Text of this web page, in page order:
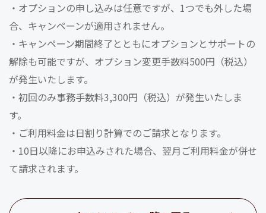
・オプションの申し込みは任意ですが、1つでも外した場
合、キャンペーンが適用されません。
・キャンペーン期間終了とともにオプションとサポートの
解除も可能ですが、オプション変更手数料500円（税込）
が発生いたします。
・初回のみ事務手数料3,300円（税込）が発生いたしま
す。
・ご利用料金は日割り計算でのご請求となります。
・10日以降にお申込みされた場合、翌月ご利用料金が併せ
て請求されます。